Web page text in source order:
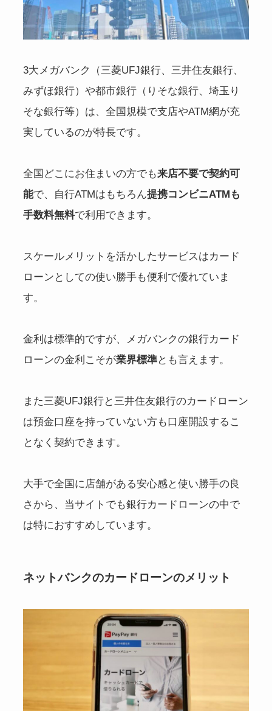
3大メガバンク（三菱UFJ銀行、三井住友銀行、
みずほ銀行）や都市銀行（りそな銀行、埼玉り
そな銀行等）は、全国規模で支店やATM網が充
実しているのが特長です。
全国どこにお住まいの方でも来店不要で契約可
能で、自行ATMはもちろん提携コンビニATMも
手数料無料で利用できます。
スケールメリットを活かしたサービスはカード
ローンとしての使い勝手も便利で優れていま
す。
金利は標準的ですが、メガバンクの銀行カード
ローンの金利こそが業界標準とも言えます。
また三菱UFJ銀行と三井住友銀行のカードローン
は預金口座を持っていない方も口座開設するこ
となく契約できます。
大手で全国に店舗がある安心感と使い勝手の良
さから、当サイトでも銀行カードローンの中で
は特におすすめしています。
ネットバンクのカードローンのメリット